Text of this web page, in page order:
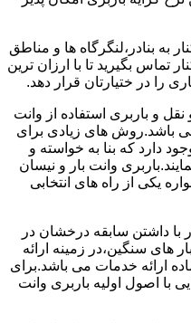
به بنادر،لنگرگاه ها و مناطق
تماس بگیرید تا با ارزان ترین
را در ختیارتان قرار دهد.
و باربری استفاده از وانت
باشد.روش های زیادی برای
دارد که بنا به خواسته و
وانت بار و نیسان
یکی از راه های انتخابی
با داشتن سابقه درخشان در
های سنگین،در زمینه ارائه
ارائه خدمات می باشد.برای
با اصول اولیه باربری وانت